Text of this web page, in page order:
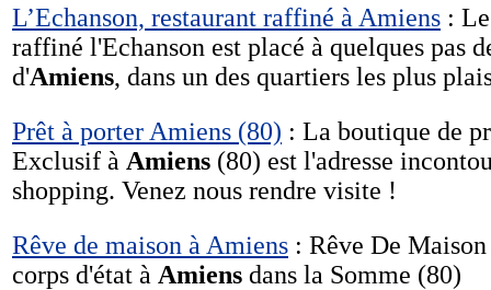
L’Echanson, restaurant raffiné à Amiens :
raffiné l'Echanson est placé à quelques pas
d'Amiens, dans un des quartiers les plus
Prêt à porter Amiens (80) : La boutique de
Exclusif à Amiens (80) est l'adresse
shopping. Venez nous rendre visite !
Rêve de maison à Amiens : Rêve De
corps d'état à Amiens dans la Somme (80)